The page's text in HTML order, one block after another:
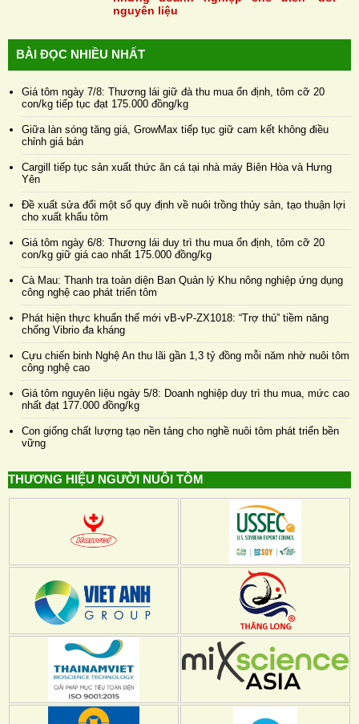
nguyên liệu
BÀI ĐỌC NHIỀU NHẤT
Giá tôm ngày 7/8: Thương lái giữ đà thu mua ổn định, tôm cỡ 20
con/kg tiếp tục đạt 175.000 đồng/kg
Giữa làn sóng tăng giá, GrowMax tiếp tục giữ cam kết không điều
chỉnh giá bán
Cargill tiếp tục sản xuất thức ăn cá tại nhà máy Biên Hòa và Hưng
Yên
Đề xuất sửa đổi một số quy định về nuôi trồng thủy sản, tạo thuận lợi
cho xuất khẩu tôm
Giá tôm ngày 6/8: Thương lái duy trì thu mua ổn định, tôm cỡ 20
con/kg giữ giá cao nhất 175.000 đồng/kg
Cà Mau: Thanh tra toàn diện Ban Quản lý Khu nông nghiệp ứng dụng
công nghệ cao phát triển tôm
Phát hiện thực khuẩn thể mới vB-vP-ZX1018: “Trợ thủ” tiềm năng
chống Vibrio đa kháng
Cựu chiến binh Nghệ An thu lãi gần 1,3 tỷ đồng mỗi năm nhờ nuôi tôm
công nghệ cao
Giá tôm nguyên liệu ngày 5/8: Doanh nghiệp duy trì thu mua, mức cao
nhất đạt 177.000 đồng/kg
Con giống chất lượng tạo nền tảng cho nghề nuôi tôm phát triển bền
vững
THƯƠNG HIỆU NGƯỜI NUÔI TÔM